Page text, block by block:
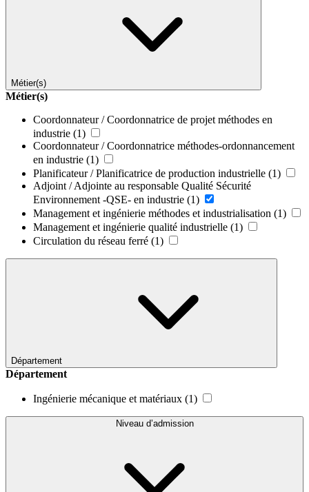
Métier(s)
Métier(s)
Coordonnateur / Coordonnatrice de projet méthodes en
industrie (1)
Coordonnateur / Coordonnatrice méthodes-ordonnancement
en industrie (1)
Planificateur / Planificatrice de production industrielle (1)
Adjoint / Adjointe au responsable Qualité Sécurité
Environnement -QSE- en industrie (1)
Management et ingénierie méthodes et industrialisation (1)
Management et ingénierie qualité industrielle (1)
Circulation du réseau ferré (1)
Département
Département
Ingénierie mécanique et matériaux (1)
Niveau d’admission